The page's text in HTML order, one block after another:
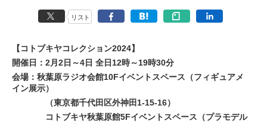
リスト
【コトブキヤコレクション2024】
開催日：2月2日～4日 全日12時～19時30分
会場：秋葉原ラジオ会館10Fイベントスペース（フィギュアメ
イン展⽰）
（東京都千代田区外神田1-15-16）
コトブキヤ秋葉原館5Fイベントスペース（プラモデル